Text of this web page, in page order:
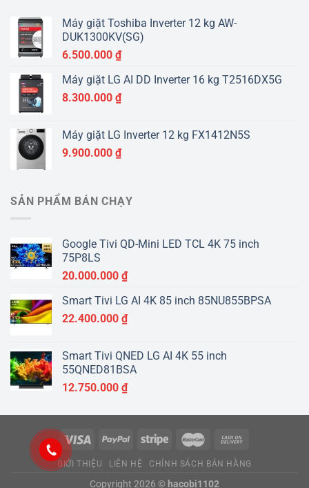
Máy giặt Toshiba Inverter 12 kg AW-
DUK1300KV(SG)
6.500.000 ₫
Máy giặt LG AI DD Inverter 16 kg T2516DX5G
8.300.000 ₫
Máy giặt LG Inverter 12 kg FX1412N5S
9.900.000 ₫
SẢN PHẨM BÁN CHẠY
Google Tivi QD-Mini LED TCL 4K 75 inch
75P8LS
20.000.000 ₫
Smart Tivi LG AI 4K 85 inch 85NU855BPSA
22.400.000 ₫
Smart Tivi QNED LG AI 4K 55 inch
55QNED81BSA
12.750.000 ₫
GIỚI THIỆU LIÊN HỆ CHÍNH SÁCH BÁN HÀNG
Copyright 2026 © hacobi1102